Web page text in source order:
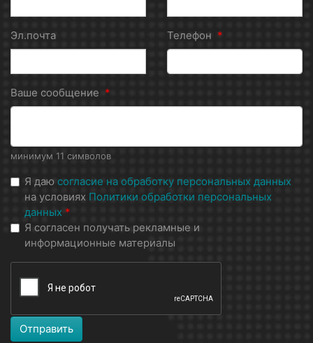
Эл.почта Телефон *
Ваше сообщение *
минимум 11 символов
Я даю согласие на обработку персональных данных
на условиях Политики обработки персональных
данных *
Я согласен получать рекламные и
информационные материалы
Отправить